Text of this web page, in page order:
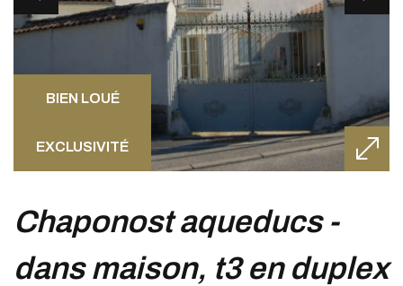
BIEN LOUÉ
EXCLUSIVITÉ
chaponost aqueducs -
dans maison, t3 en duplex